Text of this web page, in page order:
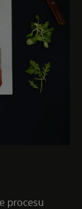
procesu